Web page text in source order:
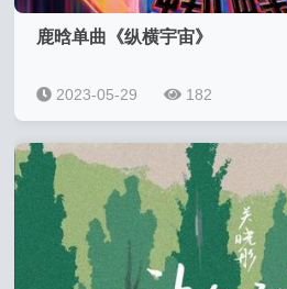
鹿晗单曲《纵横宇宙》
2023-05-29 182